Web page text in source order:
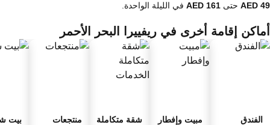
حتى
في الليلة الواحدة.
إقامة أخرى في ريفييرا البحر الأحمر
الفندق مبيت وإفطار
شقة متكاملة
منتجعات بيت